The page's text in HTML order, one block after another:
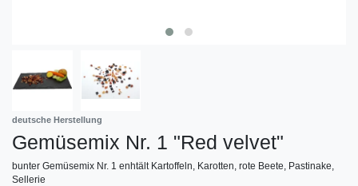
deutsche Herstellung
Gemüsemix Nr. 1 "Red velvet"
bunter Gemüsemix Nr. 1 enhtält Kartoffeln, Karotten, rote Beete, Pastinake,
Sellerie